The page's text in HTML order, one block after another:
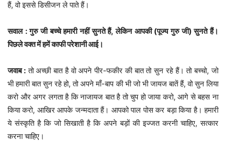
हैं, वो इससे डिसीजन ले पाते हैं।
सवाल : गुरु जी बच्चे हमारी नहीं सुनते हैं, लेकिन आपकी (पूज्य गुरु जी) सुनते हैं।
पिछले वक्त में हमें काफी परेशानी आई।
जवाब :तो अच्छी बात है वो अपने पीर-फकीर की बात तो सुन रहे हैं। तो बच्चो, जो
भी हमारी बात सुन रहे हो, तो अपने माँ-बाप की भी जो भी जायज बातें हैं, वो सुन लिया
करो और अगर लगता है कि नाजायज बात है तो चुप हो जाया करो, आगे से बहस ना
किया करो, आखिर आपके जन्मदाता हैं। आपको पाल पोस कर बड़ा किया है। हमारी
ये संस्कृति है कि जो सिखाती है कि अपने बड़ों की इज्जत करनी चाहिए, सत्कार
करना चाहिए।